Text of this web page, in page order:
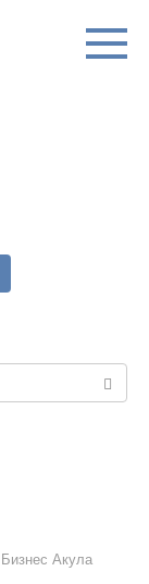
Бизнес Акула